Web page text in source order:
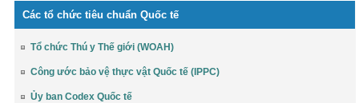
Các tổ chức tiêu chuẩn Quốc tế
Tổ chức Thú y Thế giới (WOAH)
Công ước bảo vệ thực vật Quốc tế (IPPC)
Ủy ban Codex Quốc tế